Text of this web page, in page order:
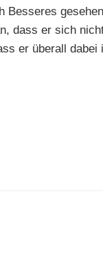
Besseres
dass er sich
er überall dabei